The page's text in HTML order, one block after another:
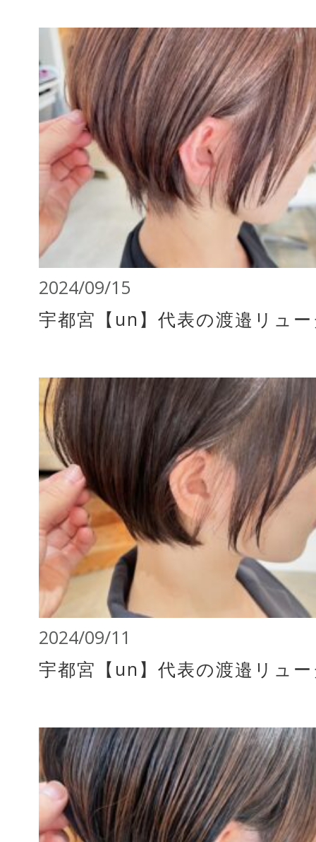
2024/09/15
宇都宮【un】代表の渡邉リュ
2024/09/11
宇都宮【un】代表の渡邉リュ